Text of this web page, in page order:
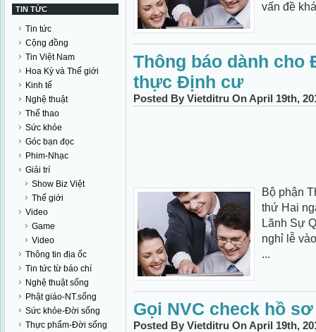
TIN TỨC
Tin tức
Cộng đồng
Tin Việt Nam
Hoa Kỳ và Thế giới
Kinh tế
Nghệ thuật
Thể thao
Sức khỏe
Góc bạn đọc
Phim-Nhạc
Giải trí
Show Biz Việt
Thế giới
Video
Game
Video
Thông tin địa ốc
Tin tức từ báo chí
Nghệ thuật sống
Phật giáo-NT.sống
Sức khỏe-Đời sống
Thực phẩm-Đời sống
vấn đề
Thông báo dành
thực Định cư
Posted By Vietditru On April 19th,
Bộ phận
thứ Hai
Lãnh Sự
nghỉ lễ
...
Gọi NVC check hồ sơ
Posted By Vietditru On April 19th,